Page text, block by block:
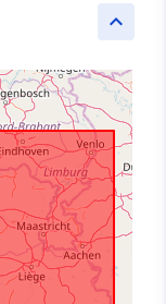
keyboard_arrow_up